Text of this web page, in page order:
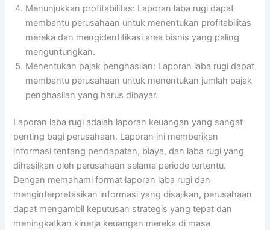
Menunjukkan profitabilitas: Laporan laba rugi dapat
membantu perusahaan untuk menentukan profitabilitas
mereka dan mengidentifikasi area bisnis yang paling
menguntungkan.
Menentukan pajak penghasilan: Laporan laba rugi dapat
membantu perusahaan untuk menentukan jumlah pajak
penghasilan yang harus dibayar.
Laporan laba rugi adalah laporan keuangan yang sangat
penting bagi perusahaan. Laporan ini memberikan
informasi tentang pendapatan, biaya, dan laba rugi yang
dihasilkan oleh perusahaan selama periode tertentu.
Dengan memahami format laporan laba rugi dan
menginterpretasikan informasi yang disajikan, perusahaan
dapat mengambil keputusan strategis yang tepat dan
meningkatkan kinerja keuangan mereka di masa